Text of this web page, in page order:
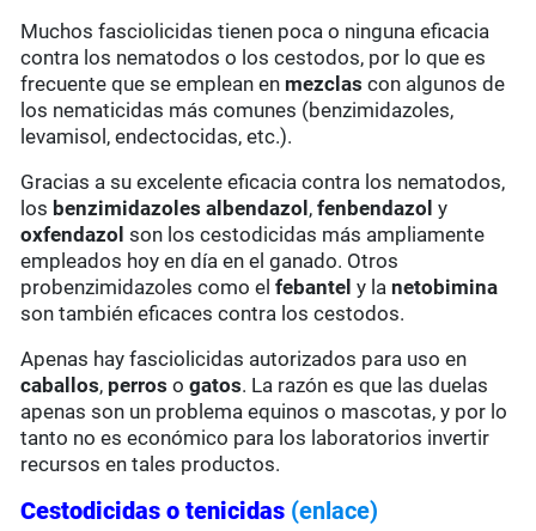
Muchos fasciolicidas tienen poca o ninguna eficacia
contra los nematodos o los cestodos, por lo que es
frecuente que se emplean en mezclascon algunos de
los nematicidas más comunes (benzimidazoles,
levamisol, endectocidas, etc.).
Gracias a su excelente eficacia contra los nematodos,
los benzimidazoles albendazol , fenbendazol y
oxfendazol son los cestodicidas más ampliamente
empleados hoy en día en el ganado. Otros
probenzimidazoles como elfebantely lanetobimina
son también eficaces contra los cestodos.
Apenas hay fasciolicidas autorizados para uso en
caballos, perros ogatos. La razón es que las duelas
apenas son un problema equinos o mascotas, y por lo
tanto no es económico para los laboratorios invertir
recursos en tales productos.
Cestodicidas o tenicidas (enlace)